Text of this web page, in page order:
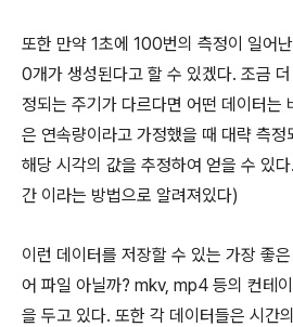
또한 만약 1초에 100번의 측정이 일어
0개가 생성된다고 할 수 있겠다. 조금
정되는 주기가 다르다면 어떤 데이터는
은 연속량이라고 가정했을 때 대략 측정
해당 시각의 값을 추정하여 얻을 수 있
간 이라는 방법으로 알려져있다)
이런 데이터를 저장할 수 있는 가장 좋
어 파일 아닐까? mkv, mp4 등의 컨테
을 두고 있다. 또한 각 데이터들은 시간